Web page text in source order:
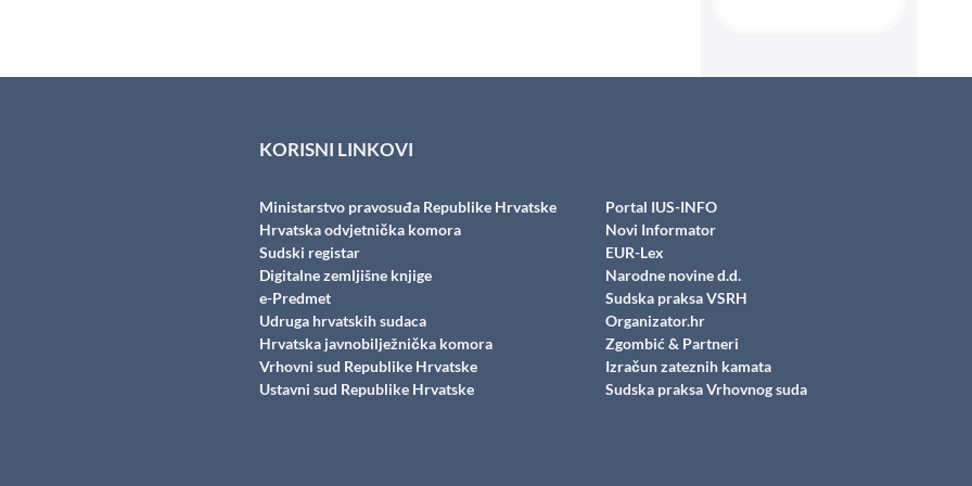
KORISNI LINKOVI
Ministarstvo pravosuđa Republike Hrvatske
Hrvatska odvjetnička komora
Sudski registar
Digitalne zemljišne knjige
e-Predmet
Udruga hrvatskih sudaca
Hrvatska javnobilježnička komora
Vrhovni sud Republike Hrvatske
Ustavni sud Republike Hrvatske
Portal IUS-INFO
Novi Informator
EUR-Lex
Narodne novine d.d.
Sudska praksa VSRH
Organizator.hr
Zgombić & Partneri
Izračun zateznih kamata
Sudska praksa Vrhovnog suda